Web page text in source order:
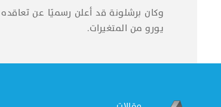
يورو من المتغيرات.